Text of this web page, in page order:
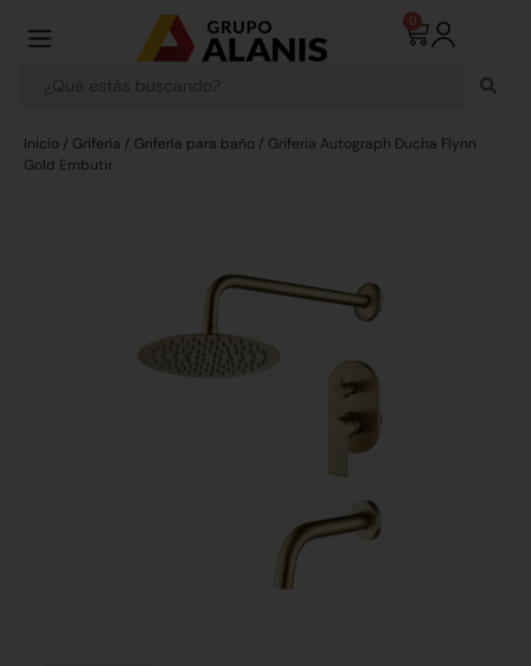
0
Inicio / Grifería / Grifería para baño / Griferia Autograph Ducha Flynn
Gold Embutir